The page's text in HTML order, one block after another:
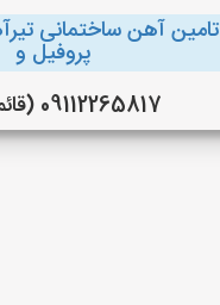
تامین آهن ساختمانی
پروفیل و
09112265817 (قائم‌شهر )